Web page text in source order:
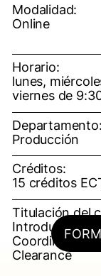
Modalidad:
Online
Horario:
lunes,
viernes de
Departamento:
Producción
Créditos:
15 créditos
Titulación del
Introducción a
Coordinación
Clearance